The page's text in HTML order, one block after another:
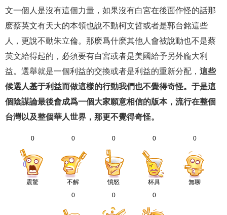
文一個人是沒有這個力量，如果沒有白宮在後面作怪的話那
麽蔡英文有天大的本領也說不動柯文哲或者是郭台銘這些
人，更說不動朱立倫。那麽爲什麽其他人會被說動也不是蔡
英文給得起的，必須要有白宮或者是美國給予另外龐大利
益。選舉就是一個利益的交換或者是利益的重新分配， 這些
候選人基于利益而做這樣的行動我們也不覺得奇怪。于是這
個陰謀論最後會成爲一個大家願意相信的版本，流行在整個
台灣以及整個華人世界，那更不覺得奇怪。
0
震驚
0
不解
0
憤怒
0
杯具
0
無聊
0
0 0